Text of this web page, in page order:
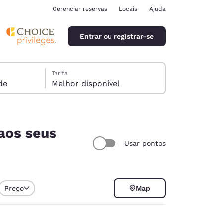
Gerenciar reservas Locais Ajuda
Entrar ou registrar-se
Tarifa
Melhor disponível
seus
Usar pontos
Preço Map